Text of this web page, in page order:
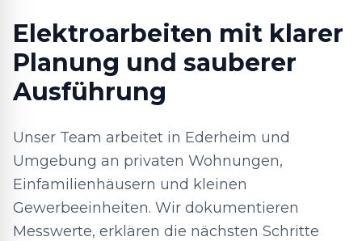
Elektroarbeiten mit klarer
Planung und sauberer
Ausführung
Unser Team arbeitet in Ederheim und
Umgebung an privaten Wohnungen,
Einfamilienhäusern und kleinen
Gewerbeeinheiten. Wir dokumentieren
Messwerte, erklären die nächsten Schritte